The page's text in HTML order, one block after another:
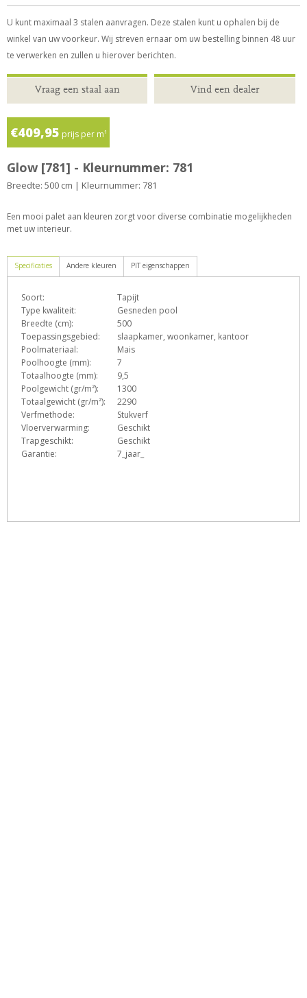
U kunt maximaal 3 stalen aanvragen. Deze stalen kunt u ophalen bij de
winkel van uw voorkeur. Wij streven ernaar om uw bestelling binnen 48 uur
te verwerken en zullen u hierover berichten.
Vraag een staal aan Vind een dealer
€409,95 prijs per m¹
Glow [781] - Kleurnummer: 781
Breedte: 500 cm | Kleurnummer: 781
Een mooi palet aan kleuren zorgt voor diverse combinatie mogelijkheden
met uw interieur.
Specificaties
Soort:
Tapijt
Type kwaliteit:
Gesneden pool
Breedte (cm):
500
Toepassingsgebied:
slaapkamer, woonkamer, kantoor
Poolmateriaal:
Mais
Poolhoogte (mm):
7
Totaalhoogte (mm):
9,5
Poolgewicht (gr/m²):
1300
Totaalgewicht (gr/m²):
2290
Verfmethode:
Stukverf
Vloerverwarming:
Geschikt
Trapgeschikt:
Geschikt
Garantie:
7_jaar_
Andere kleuren PIT eigenschappen
D eF h
opqs